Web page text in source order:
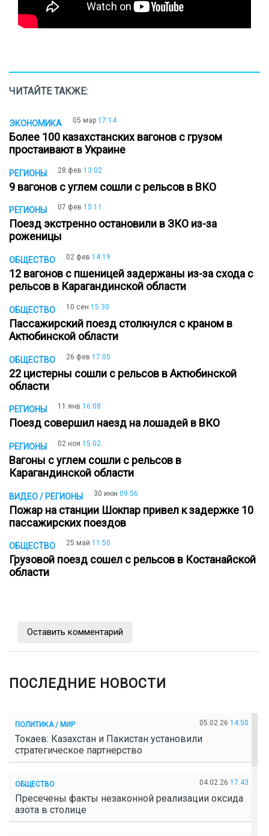
ЧИТАЙТЕ ТАКЖЕ:
ЭКОНОМИКА 05 мар 17:14
Более 100 казахстанских вагонов с грузом
простаивают в Украине
РЕГИОНЫ 28 фев 13:02
9 вагонов с углем сошли с рельсов в ВКО
РЕГИОНЫ 07 фев 15:11
Поезд экстренно остановили в ЗКО из-за
роженицы
ОБЩЕСТВО 02 фев 14:19
12 вагонов с пшеницей задержаны из-за схода с
рельсов в Карагандинской области
ОБЩЕСТВО 10 сен 15:30
Пассажирский поезд столкнулся с краном в
Актюбинской области
ОБЩЕСТВО 26 фев 17:05
22 цистерны сошли с рельсов в Актюбинской
области
РЕГИОНЫ 11 янв 16:08
Поезд совершил наезд на лошадей в ВКО
РЕГИОНЫ 02 ноя 15:02
Вагоны с углем сошли с рельсов в
Карагандинской области
ВИДЕО / РЕГИОНЫ 30 июн 09:56
Пожар на станции Шокпар привел к задержке 10
пассажирских поездов
ОБЩЕСТВО 25 май 11:50
Грузовой поезд сошел с рельсов в Костанайской
области
Оставить комментарий
ПОСЛЕДНИЕ НОВОСТИ
ПОЛИТИКА / МИР 05.02.26 14:50
Токаев: Казахстан и Пакистан установили
стратегическое партнерство
ОБЩЕСТВО 04.02.26 17:43
Пресечены факты незаконной реализации оксида
азота в столице